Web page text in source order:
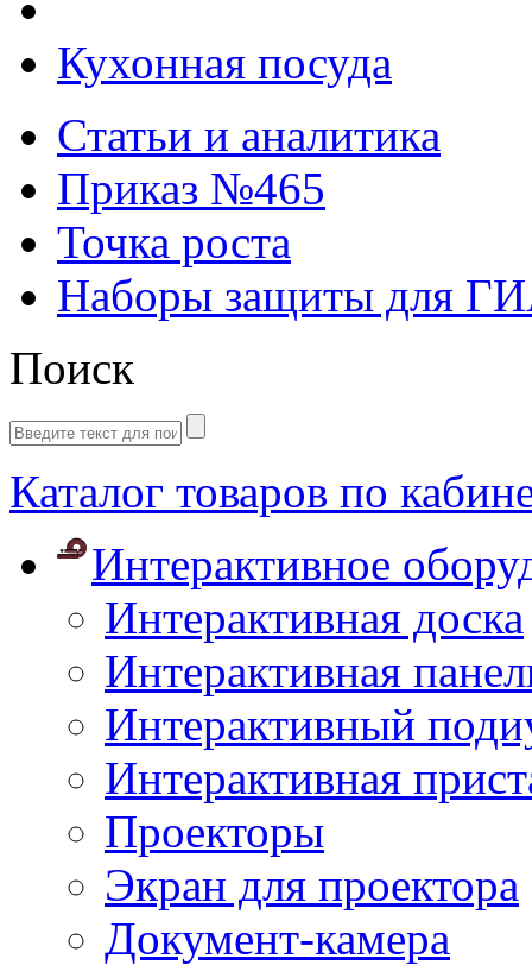
Кухонная посуда
Статьи и аналитика
Приказ №465
Точка роста
Наборы защиты для
Поиск
Каталог товаров по
Интерактивное
Интерактивная доска
Интерактивная
Интерактивный
Интерактивная
Проекторы
Экран для проектора
Документ-камера